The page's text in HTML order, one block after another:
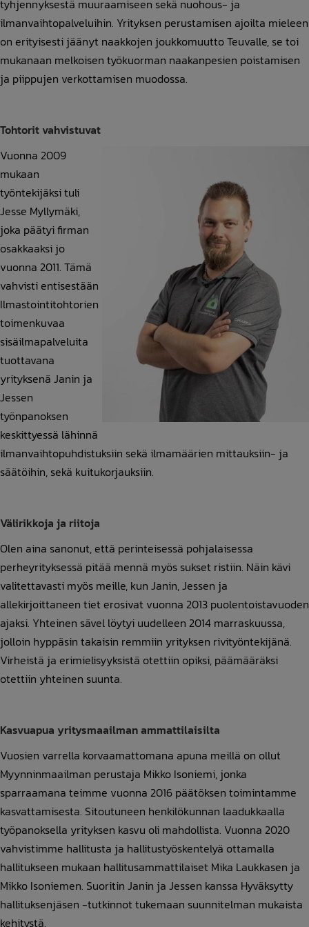
tyhjennyksestä muuraamiseen sekä nuohous- ja
ilmanvaihtopalveluihin. Yrityksen perustamisen ajoilta mieleen
on erityisesti jäänyt naakkojen joukkomuutto Teuvalle, se toi
mukanaan melkoisen työkuorman naakanpesien poistamisen
ja piippujen verkottamisen muodossa.
Tohtorit vahvistuvat
Vuonna 2009
mukaan
työntekijäksi tuli
Jesse Myllymäki,
joka päätyi firman
osakkaaksi jo
vuonna 2011. Tämä
vahvisti entisestään
Ilmastointitohtorien
toimenkuvaa
sisäilmapalveluita
tuottavana
yrityksenä Janin ja
Jessen
työnpanoksen
keskittyessä lähinnä
ilmanvaihtopuhdistuksiin sekä ilmamäärien mittauksiin- ja
säätöihin, sekä kuitukorjauksiin.
Välirikkoja ja riitoja
Olen aina sanonut, että perinteisessä pohjalaisessa
perheyrityksessä pitää mennä myös sukset ristiin. Näin kävi
valitettavasti myös meille, kun Janin, Jessen ja
allekirjoittaneen tiet erosivat vuonna 2013 puolentoistavuoden
ajaksi. Yhteinen sävel löytyi uudelleen 2014 marraskuussa,
jolloin hyppäsin takaisin remmiin yrityksen rivityöntekijänä.
Virheistä ja erimielisyyksistä otettiin opiksi, päämääräksi
otettiin yhteinen suunta.
Kasvuapua yritysmaailman ammattilaisilta
Vuosien varrella korvaamattomana apuna meillä on ollut
Myynninmaailman perustaja Mikko Isoniemi, jonka
sparraamana teimme vuonna 2016 päätöksen toimintamme
kasvattamisesta. Sitoutuneen henkilökunnan laadukkaalla
työpanoksella yrityksen kasvu oli mahdollista. Vuonna 2020
vahvistimme hallitusta ja hallitustyöskentelyä ottamalla
hallitukseen mukaan hallitusammattilaiset Mika Laukkasen ja
Mikko Isoniemen. Suoritin Janin ja Jessen kanssa Hyväksytty
hallituksenjäsen -tutkinnot tukemaan suunnitelman mukaista
kehitystä.